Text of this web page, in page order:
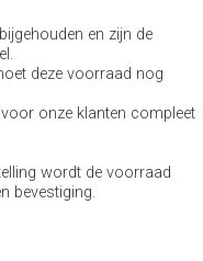
en zijn de
deze voorraad nog
onze klanten compleet
wordt de voorraad
bevestiging.